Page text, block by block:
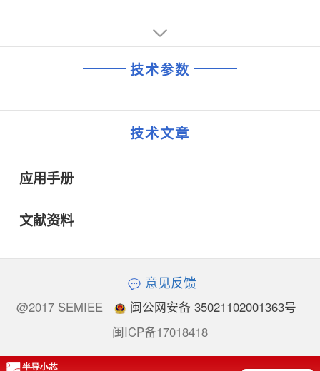
技术参数
技术文章
应用手册
文献资料
意见反馈
@2017 SEMIEE
闽公网安备 35021102001363号
闽ICP备17018418